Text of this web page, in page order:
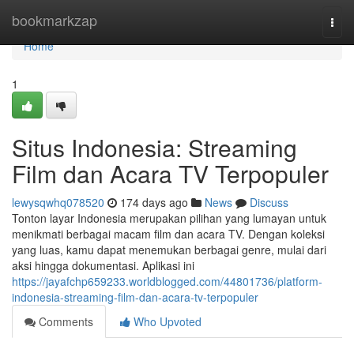
bookmarkzap
Home
Home
1
Situs Indonesia: Streaming
Film dan Acara TV Terpopuler
lewysqwhq078520 174 days ago News
Discuss
Tonton layar Indonesia merupakan pilihan yang lumayan untuk
menikmati berbagai macam film dan acara TV. Dengan koleksi
yang luas, kamu dapat menemukan berbagai genre, mulai dari
aksi hingga dokumentasi. Aplikasi ini
https://jayafchp659233.worldblogged.com/44801736/platform-
indonesia-streaming-film-dan-acara-tv-terpopuler
Comments
Who Upvoted